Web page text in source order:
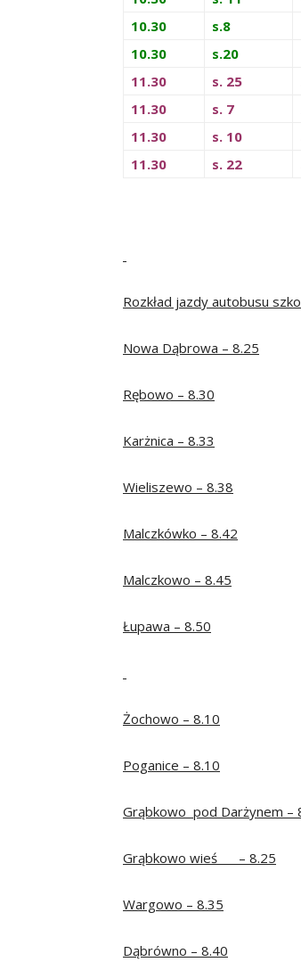
10.30
s.8
10.30
s.20
11.30
s. 25
11.30
s. 7
11.30
s. 10
11.30
s. 22
Rozkład jazdy autobusu
Nowa Dąbrowa – 8.25
Rębowo – 8.30
Karżnica – 8.33
Wieliszewo – 8.38
Malczkówko – 8.42
Malczkowo – 8.45
Łupawa – 8.50
Żochowo – 8.10
Poganice – 8.10
Grąbkowo pod Darżynem –
Grąbkowo wieś – 8.25
Wargowo – 8.35
Dąbrówno – 8.40